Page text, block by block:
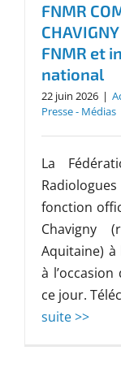
FNMR
FNMR et
national
22 juin 2026 |
Presse - Médias
La
fonction
Chavigny
Aquitaine) à
à
ce jour.
suite >>